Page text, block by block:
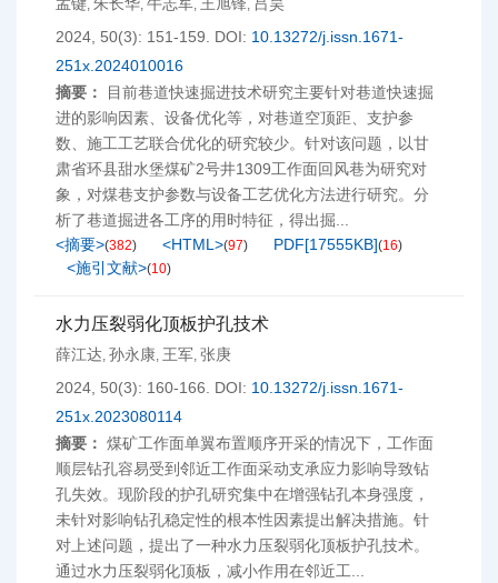
, , , ,
2024, 50(3): 151-159.
DOI: 10.13272/j.issn.1671-
251x.2024010016
摘要：
目前巷道快速掘进技术研究主要针对巷道快速掘
进的影响因素、设备优化等，对巷道空顶距、支护参
数、施工工艺联合优化的研究较少。针对该问题，以甘
肃省环县甜水堡煤矿2号井1309工作面回风巷为研究对
象，对煤巷支护参数与设备工艺优化方法进行研究。分
析了巷道掘进各工序的用时特征，得出掘...
<摘要>(382) <HTML>(97) PDF[17555KB](16)
<施引文献>(10)
水力压裂弱化顶板护孔技术
薛江达, 孙永康, 王军, 张庚
2024, 50(3): 160-166.
DOI: 10.13272/j.issn.1671-
251x.2023080114
摘要： 煤矿工作面单翼布置顺序开采的情况下，工作面
顺层钻孔容易受到邻近工作面采动支承应力影响导致钻
孔失效。现阶段的护孔研究集中在增强钻孔本身强度，
未针对影响钻孔稳定性的根本性因素提出解决措施。针
对上述问题，提出了一种水力压裂弱化顶板护孔技术。
通过水力压裂弱化顶板，减小作用在邻近工...